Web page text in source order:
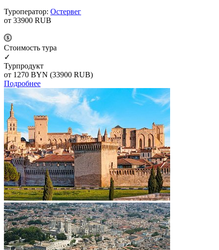
Туроператор: Остервег
от 33900 RUB
Cтоимость тура
✓
Турпродукт
от 1270 BYN (33900 RUB)
Подробнее